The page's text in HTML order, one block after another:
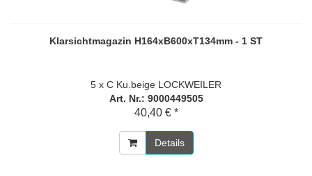
Klarsichtmagazin H164xB600xT134mm - 1 ST
5 x C Ku.beige LOCKWEILER
Art. Nr.: 9000449505
40,40 € *
Details